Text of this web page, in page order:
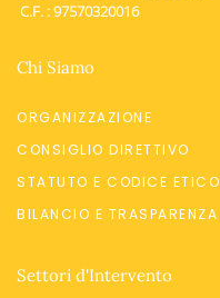
C.F. : 97570320016
Chi Siamo
ORGANIZZAZIONE
CONSIGLIO DIRETTIVO
STATUTO E CODICE ETICO
BILANCIO E TRASPARENZA
Settori d'Intervento